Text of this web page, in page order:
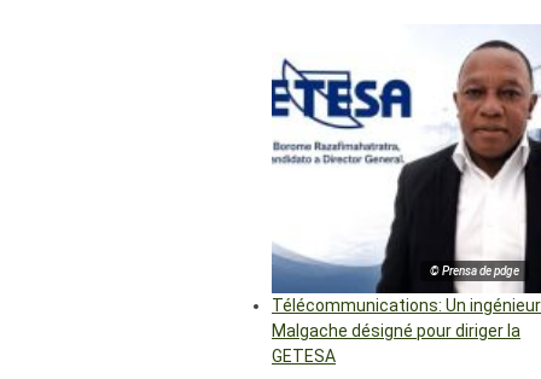
© Prensa de pdge
Télécommunications: Un ingénieur
Malgache désigné pour diriger la
GETESA